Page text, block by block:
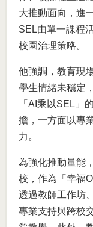
大推動面向，進
SEL由單一課程
校園治理策略。
他強調，教育現
學生情緒未穩定
「AI乘以SEL」
擔，一方面以專
力。
為強化推動量能
校，作為「幸福
透過教師工作坊
專業支持與跨校